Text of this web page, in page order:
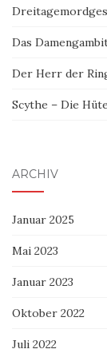
Das
Der Herr der
Scythe – Die
ARCHIV
Januar 2025
Mai 2023
Januar 2023
Oktober 2022
Juli 2022